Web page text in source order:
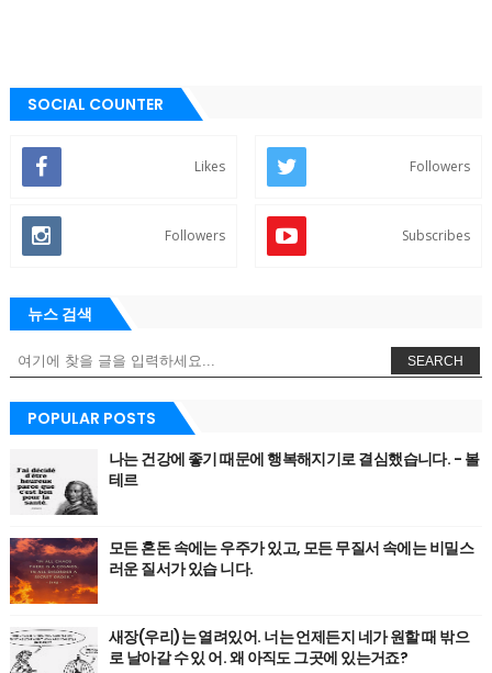
SOCIAL COUNTER
Likes Followers
Followers Subscribes
뉴스 검색
SEARCH
POPULAR POSTS
나는 건강에 좋기 때문에 행복해지기로 결심했습니다. - 볼
테르
모든 혼돈 속에는 우주가 있고, 모든 무질서 속에는 비밀스
러운 질서가 있습 니다.
새장(우리)는 열려있어. 너는 언제든지 네가 원할 때 밖으
로 날아갈 수 있 어. 왜 아직도 그곳에 있는거죠?